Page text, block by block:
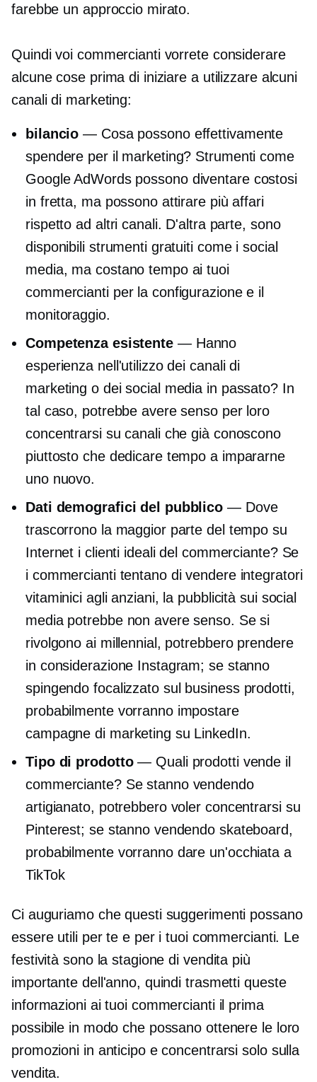
farebbe un approccio mirato.
Quindi voi commercianti vorrete considerare
alcune cose prima di iniziare a utilizzare alcuni
canali di marketing:
bilancio — Cosa possono effettivamente
spendere per il marketing? Strumenti come
Google AdWords possono diventare costosi
in fretta, ma possono attirare più affari
rispetto ad altri canali. D'altra parte, sono
disponibili strumenti gratuiti come i social
media, ma costano tempo ai tuoi
commercianti per la configurazione e il
monitoraggio.
Competenza esistente — Hanno
esperienza nell'utilizzo dei canali di
marketing o dei social media in passato? In
tal caso, potrebbe avere senso per loro
concentrarsi su canali che già conoscono
piuttosto che dedicare tempo a impararne
uno nuovo.
Dati demografici del pubblico — Dove
trascorrono la maggior parte del tempo su
Internet i clienti ideali del commerciante? Se
i commercianti tentano di vendere integratori
vitaminici agli anziani, la pubblicità sui social
media potrebbe non avere senso. Se si
rivolgono ai millennial, potrebbero prendere
in considerazione Instagram; se stanno
spingendofocalizzato sul businessprodotti,
probabilmente vorranno impostare
campagne di marketing su LinkedIn.
Tipo di prodotto— Quali prodotti vende il
commerciante? Se stanno vendendo
artigianato, potrebbero voler concentrarsi su
Pinterest; se stanno vendendo skateboard,
probabilmente vorranno dare un'occhiata a
TikTok
Ci auguriamo che questi suggerimenti possano
essere utili per te e per i tuoi commercianti. Le
festività sono la stagione di vendita più
importante dell'anno, quindi trasmetti queste
informazioni ai tuoi commercianti il ​​prima
possibile in modo che possano ottenere le loro
promozioni in anticipo e concentrarsi solo sulla
vendita.